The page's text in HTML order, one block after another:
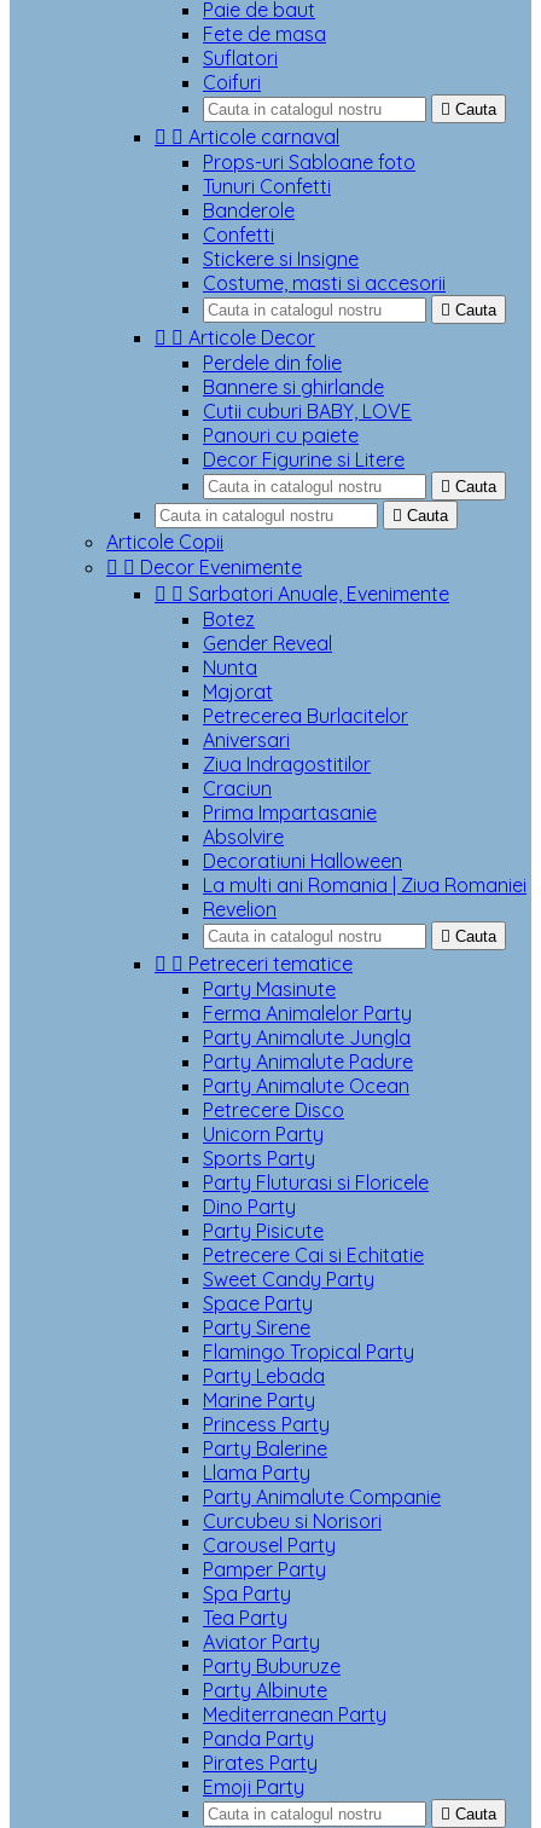
Paie de baut
Fete de masa
Suflatori
Coifuri
 Cauta
  Articole carnaval
Props-uri Sabloane foto
Tunuri Confetti
Banderole
Confetti
Stickere si Insigne
Costume, masti si accesorii
 Cauta
  Articole Decor
Perdele din folie
Bannere si ghirlande
Cutii cuburi BABY, LOVE
Panouri cu paiete
Decor Figurine si Litere
 Cauta
 Cauta
Articole Copii
  Decor Evenimente
  Sarbatori Anuale, Evenimente
Botez
Gender Reveal
Nunta
Majorat
Petrecerea Burlacitelor
Aniversari
Ziua Indragostitilor
Craciun
Prima Impartasanie
Absolvire
Decoratiuni Halloween
La multi ani Romania | Ziua Romaniei
Revelion
 Cauta
  Petreceri tematice
Party Masinute
Ferma Animalelor Party
Party Animalute Jungla
Party Animalute Padure
Party Animalute Ocean
Petrecere Disco
Unicorn Party
Sports Party
Party Fluturasi si Floricele
Dino Party
Party Pisicute
Petrecere Cai si Echitatie
Sweet Candy Party
Space Party
Party Sirene
Flamingo Tropical Party
Party Lebada
Marine Party
Princess Party
Party Balerine
Llama Party
Party Animalute Companie
Curcubeu si Norisori
Carousel Party
Pamper Party
Spa Party
Tea Party
Aviator Party
Party Buburuze
Party Albinute
Mediterranean Party
Panda Party
Pirates Party
Emoji Party
 Cauta